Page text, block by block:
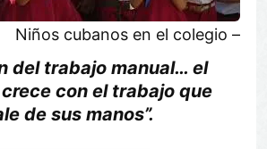
Niños cubanos en el colegio –
del trabajo manual… el
con el trabajo que
de sus manos”.